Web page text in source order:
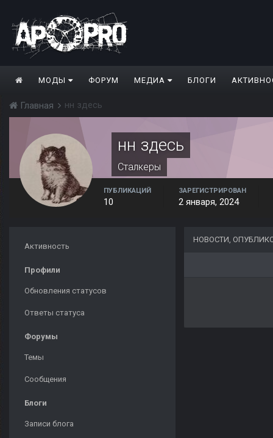
МОДЫ ФОРУМ МЕДИА БЛОГИ
Главная нн здесь
нн здесь
Сталкеры
ПУБЛИКАЦИЙ
10
ЗАРЕГИСТРИРОВАН
2 января, 2024
Активность
Профили
Обновления статусов
Ответы статуса
Форумы
Темы
Сообщения
Блоги
Записи блога
НОВОСТИ,